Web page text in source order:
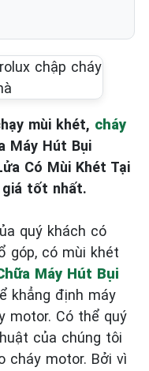
mùi khét, cháy
Máy Hút Bụi
Có Mùi Khét Tại
giá tốt nhất.
quý khách có
góp, có mùi khét
Máy Hút Bụi
khẳng định máy
motor. Có thể quý
của chúng tôi
cháy motor. Bởi vì